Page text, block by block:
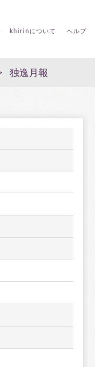
khirinについて ヘルプ
独逸月報